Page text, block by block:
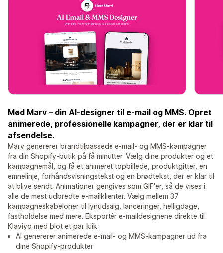
Mød Marv – din AI-designer til e-mail og MMS. Opret
animerede, professionelle kampagner, der er klar til
afsendelse.
Marv genererer brandtilpassede e-mail- og MMS-kampagner
fra din Shopify-butik på få minutter. Vælg dine produkter og et
kampagnemål, og få et animeret topbillede, produktgitter, en
emnelinje, forhåndsvisningstekst og en brødtekst, der er klar til
at blive sendt. Animationer gengives som GIF'er, så de vises i
alle de mest udbredte e-mailklienter. Vælg mellem 37
kampagneskabeloner til lynudsalg, lanceringer, helligdage,
fastholdelse med mere. Eksportér e-maildesignene direkte til
Klaviyo med blot et par klik.
AI genererer animerede e-mail- og MMS-kampagner ud fra
dine Shopify-produkter